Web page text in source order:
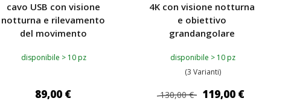
cavo USB con visione
notturna e rilevamento
del movimento
disponibile > 10 pz
89,00 €
4K con visione notturna
e obiettivo
grandangolare
disponibile > 10 pz
(3 Varianti)
130,00 € 119,00 €